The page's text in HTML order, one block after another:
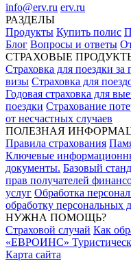
info@erv.ru erv.ru
РАЗДЕЛЫ
Продукты Купить полис
Блог Вопросы и ответы
СТРАХОВЫЕ
Страховка для поездки за
визы Страховка для
Годовая страховка для
поездки Страхование
от несчастных случаев
ПОЛЕЗНАЯ
Правила страхования
Ключевые
документы. Базовый
прав получателей
услуг Обработка
обработку персональных
НУЖНА ПОМОЩЬ?
Страховой случай Как
«ЕВРОИНС»
Карта сайта